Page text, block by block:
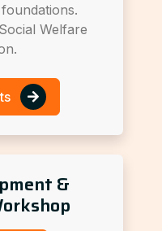
Welfare
&